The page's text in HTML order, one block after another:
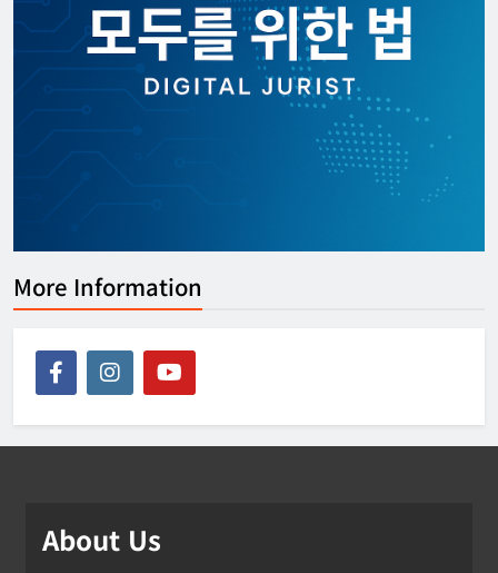
More Information
About Us